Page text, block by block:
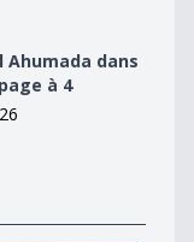
à 4
Ahumada dans
à 4